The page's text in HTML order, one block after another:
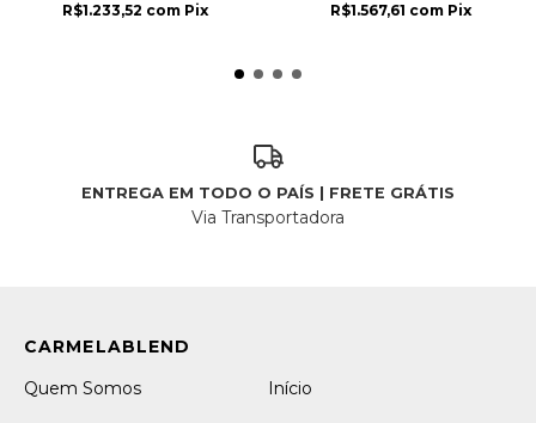
R$1.233,52 com Pix R$1.567,61 com Pix
ENTREGA EM TODO O PAÍS | FRETE GRÁTIS
Via Transportadora
Quem Somos Início